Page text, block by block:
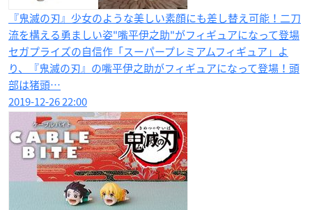
『鬼滅の刃』少女のような美しい素顔にも差し替え可能！二刀
流を構える勇ましい姿"嘴平伊之助"がフィギュアになって登場
セガプライズの自信作「スーパープレミアムフィギュア」よ
り、『鬼滅の刃』の嘴平伊之助がフィギュアになって登場！頭
部は猪頭…
2019-12-26 22:00